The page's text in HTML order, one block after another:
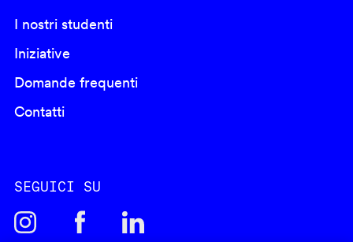
I nostri studenti
Iniziative
Domande frequenti
Contatti
SEGUICI SU